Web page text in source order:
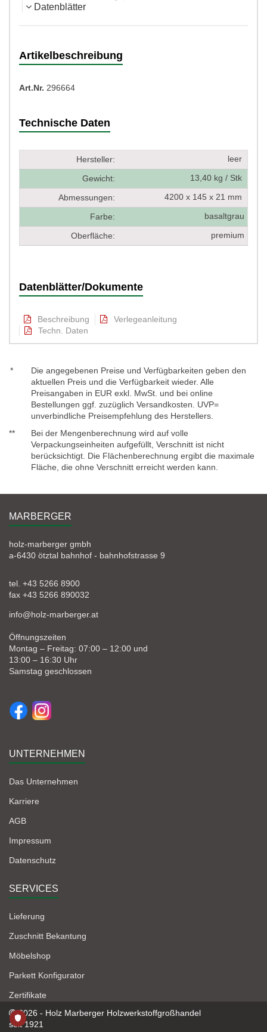
Datenblätter
Artikelbeschreibung
Art.Nr. 296664
Technische Daten
Hersteller: leer
Gewicht: 13,40 kg / Stk
Abmessungen: 4200 x 145 x 21 mm
Farbe: basaltgrau
Oberfläche: premium
Datenblätter/Dokumente
Beschreibung
Verlegeanleitung
Techn. Daten
*
Die angegebenen Preise und Verfügbarkeiten geben den
aktuellen Preis und die Verfügbarkeit wieder. Alle
Preisangaben in EUR exkl. MwSt. und bei online
Bestellungen ggf. zuzüglich Versandkosten. UVP=
unverbindliche Preisempfehlung des Herstellers.
**
Bei der Mengenberechnung wird auf volle
Verpackungseinheiten aufgefüllt, Verschnitt ist nicht
berücksichtigt. Die Flächenberechnung ergibt die maximale
Fläche, die ohne Verschnitt erreicht werden kann.
MARBERGER
holz-marberger gmbh
a-6430 ötztal bahnhof - bahnhofstrasse 9
tel. +43 5266 8900
fax +43 5266 890032
info@holz-marberger.at
Öffnungszeiten
Montag – Freitag: 07:00 – 12:00 und
13:00 – 16:30 Uhr
Samstag geschlossen
UNTERNEHMEN
Das Unternehmen
Karriere
AGB
Impressum
Datenschutz
SERVICES
Lieferung
Zuschnitt Bekantung
Möbelshop
Parkett Konfigurator
Zertifikate
2026 - Holz Marberger Holzwerkstoffgroßhandel
seit 1921